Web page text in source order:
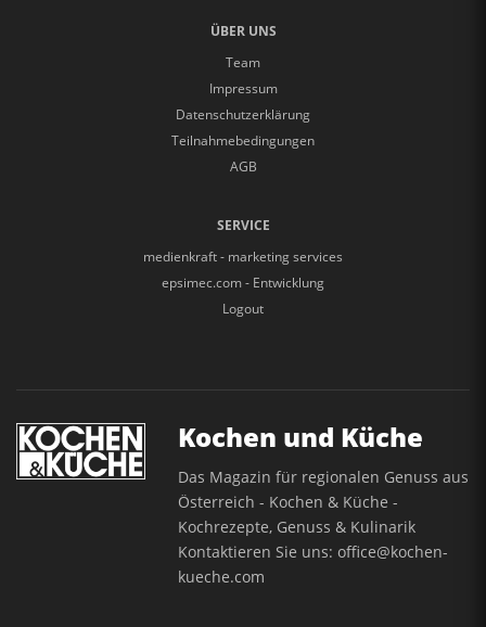
ÜBER UNS
Team
Impressum
Datenschutzerklärung
Teilnahmebedingungen
AGB
SERVICE
medienkraft - marketing services
epsimec.com - Entwicklung
Logout
Kochen und Küche
Das Magazin für regionalen Genuss aus
Österreich - Kochen & Küche -
Kochrezepte, Genuss & Kulinarik
Kontaktieren Sie uns:office@kochen-
kueche.com